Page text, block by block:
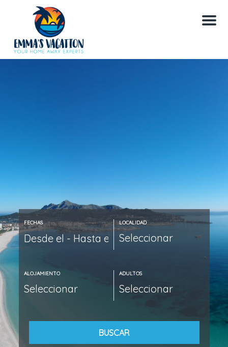
M
FECHAS LOCALIDAD
ALOJAMIENTO ADULTOS
BUSCAR